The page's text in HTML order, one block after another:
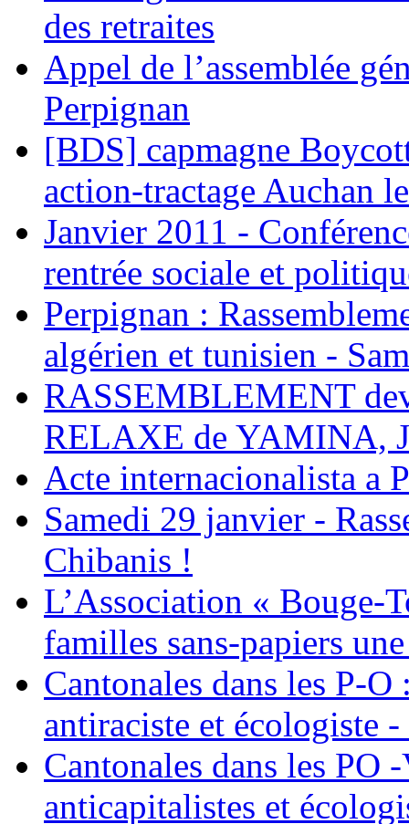
des retraites
Appel de l’assemblée
Perpignan
[BDS] capmagne
action-tractage Auchan
Janvier 2011 -
rentrée sociale et
Perpignan :
algérien et tunisien -
RASSEMBLEMENT
RELAXE de YAMINA,
Acte internacionalista a
Samedi 29 janvier -
Chibanis !
L’Association « Bouge-
familles sans-papiers
Cantonales dans les P-
antiraciste et écologiste
Cantonales dans les PO
anticapitalistes et